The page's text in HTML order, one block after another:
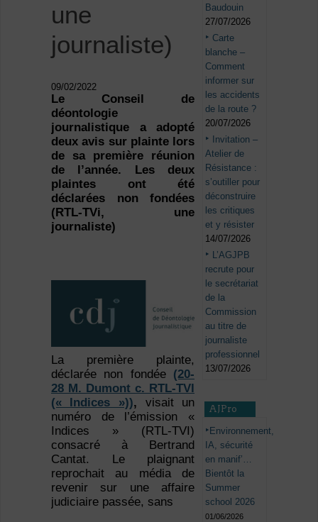
une
journaliste)
09/02/2022
Le Conseil de
déontologie
journalistique a adopté
deux avis sur plainte lors
de sa première réunion
de l’année. Les deux
plaintes ont été
déclarées non fondées
(RTL-TVi, une
journaliste)
La première plainte,
déclarée non fondée (20-
28 M. Dumont c. RTL-TVI
(« Indices »)), visait un
numéro de l’émission «
Indices » (RTL-TVI)
consacré à Bertrand
Cantat. Le plaignant
reprochait au média de
revenir sur une affaire
judiciaire passée, sans
Baudouin
27/07/2026
Carte
blanche –
Comment
informer sur
les accidents
de la route ?
20/07/2026
Invitation –
Atelier de
Résistance :
s’outiller pour
déconstruire
les critiques
et y résister
14/07/2026
L’AGJPB
recrute pour
le secrétariat
de la
Commission
au titre de
journaliste
professionnel
13/07/2026
AJPro
Environnement,
IA, sécurité
en manif’…
Bientôt la
Summer
school 2026
01/06/2026